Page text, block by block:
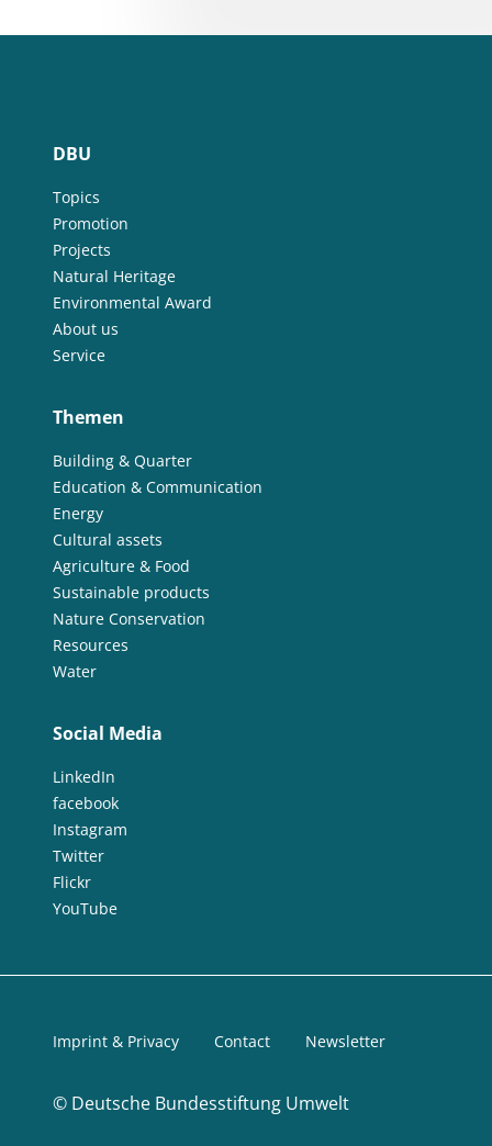
DBU
Topics
Promotion
Projects
Natural Heritage
Environmental Award
About us
Service
Themen
Building & Quarter
Education & Communication
Energy
Cultural assets
Agriculture & Food
Sustainable products
Nature Conservation
Resources
Water
Social Media
LinkedIn
facebook
Instagram
Twitter
Flickr
YouTube
© Deutsche Bundesstiftung Umwelt
Imprint & Privacy Contact Newsletter